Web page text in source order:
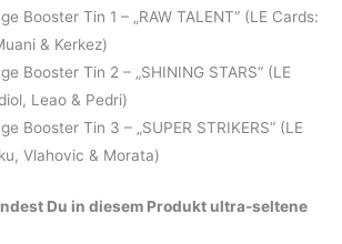
Booster Tin 1 – „RAW TALENT“ (LE Cards:
& Kerkez)
Booster Tin 2 – „SHINING STARS“ (LE
Leao & Pedri)
Booster Tin 3 – „SUPER STRIKERS“ (LE
Vlahovic & Morata)
Du in diesem Produkt ultra-seltene